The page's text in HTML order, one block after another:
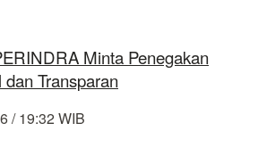
Minta Penegakan
Transparan
/ 19:32 WIB